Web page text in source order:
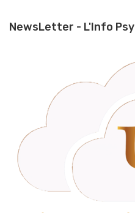
NewsLetter - L'Info Psy